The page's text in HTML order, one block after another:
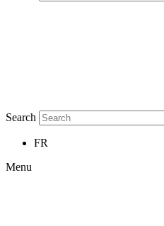
Search
FR
Menu